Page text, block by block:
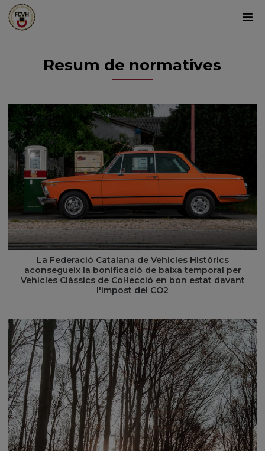
Resum de normatives
La Federació Catalana de Vehicles Històrics
aconsegueix la bonificació de baixa temporal per
Vehicles Clàssics de Col·lecció en bon estat davant
l'impost del CO2